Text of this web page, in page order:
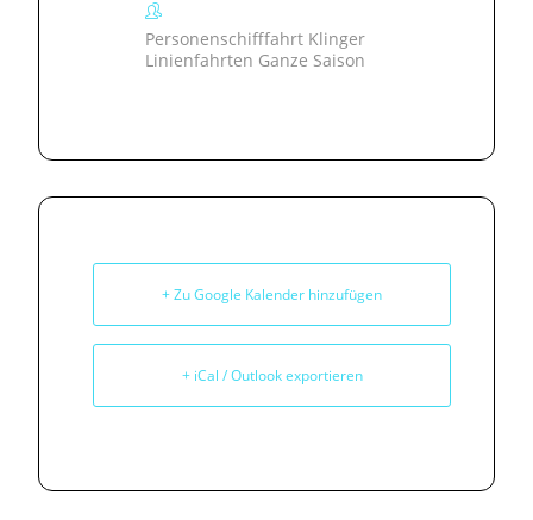
Personenschifffahrt Klinger
Linienfahrten Ganze Saison
+ Zu Google Kalender hinzufügen
+ iCal / Outlook exportieren